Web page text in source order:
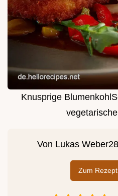
Knusprige
Von Lukas Weber
Zum